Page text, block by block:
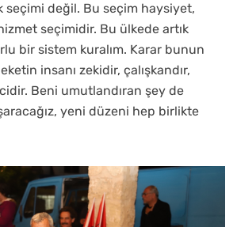
seçimi değil. Bu seçim haysiyet,
seçimidir. Bu ülkede artık
bir sistem kuralım. Karar bunun
insanı zekidir, çalışkandır,
Beni umutlandıran şey de
yeni düzeni hep birlikte